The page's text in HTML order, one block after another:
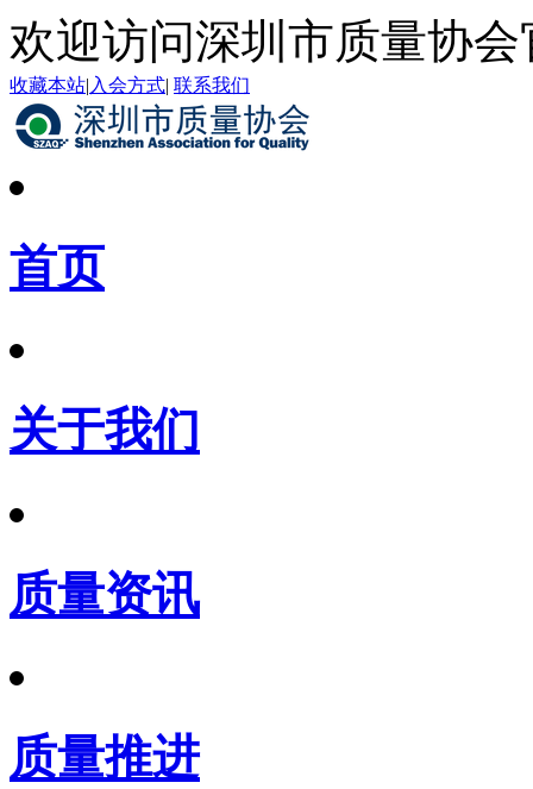
欢迎访问深圳市质量协会
收藏本站| 入会方式| 联系我们
首页
关于我们
质量资讯
质量推进